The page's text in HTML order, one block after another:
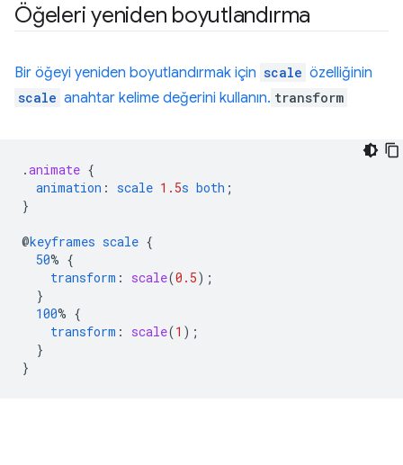
Öğeleri yeniden boyutlandırma
Bir öğeyi yeniden boyutlandırmak için scale özelliğinin
scale anahtar kelime değerini kullanın. transform
.animate {
animation : scale 1.5s both ;
}
@keyframes scale {
50% {
transform : scale(0.5);
}
100% {
transform : scale(1 );
}
}